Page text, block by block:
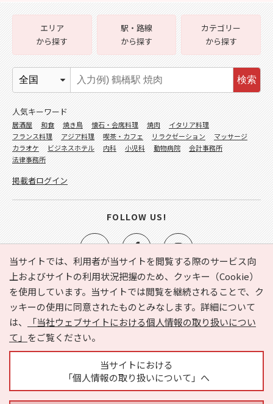
当サイトでは、利用者が当サイトを閲覧する際のサービス向
上およびサイトの利用状況把握のため、クッキー（Cookie）
を使用しています。当サイトでは閲覧を継続されることで、ク
ッキーの使用に同意されたものとみなします。詳細について
は、
「当社ウェブサイトにおける個人情報の取り扱いについ
て」 をご覧ください。
当サイトにおける
「個人情報の取り扱いについて」へ
e-NAVITA（イーナビタ）とは？ お気に入り
ヘルプ
利用規約
個人情報の取り扱いについて
運営会社
サイトマップ
広告掲載に関するお問い合わせ
エリア
から探す
駅・路線
から探す
カテゴリー
から探す
検索
人気キーワード
居酒屋 和食 焼き鳥 懐石・会席料理 焼肉
イタリア料理
フランス料理
アジア料理 喫茶・カフェ リラクゼーション
マッサージ
カラオケ
ビジネスホテル 内科 小児科 動物病院
会計事務所
法律事務所
掲載者ログイン
FOLLOW US!